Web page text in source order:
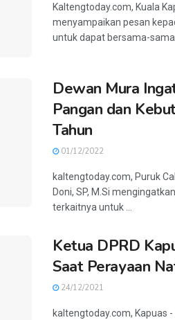
Kaltengtoday.com, Kuala
menyampaikan pesan
untuk dapat bersama-sama
Dewan Mura
Pangan dan
Tahun
01/12/2022
kaltengtoday.com, Puruk
Doni, SP, M.Si
terkaitnya untuk ...
Ketua DPRD
Saat Perayaan
24/12/2021
kaltengtoday.com, Kapuas